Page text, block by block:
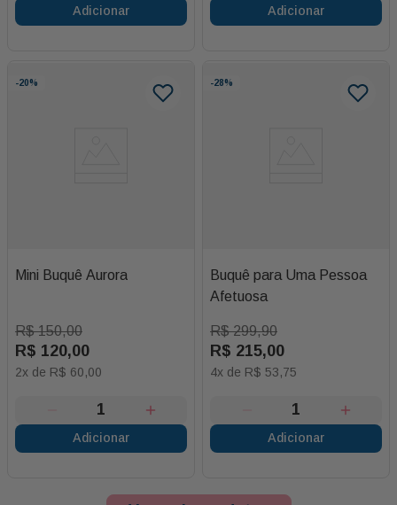
Adicionar Adicionar
-20%
Mini Buquê Aurora
R$ 150,00
R$ 120,00
2x de R$ 60,00
Adicionar
-28%
Buquê para Uma Pessoa
Afetuosa
R$ 299,90
R$ 215,00
4x de R$ 53,75
Adicionar